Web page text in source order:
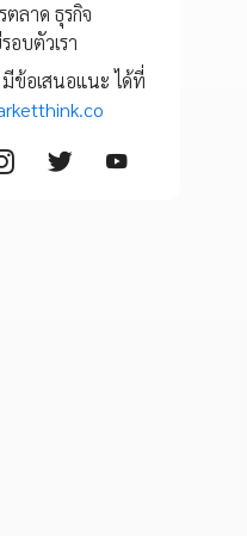
ตลาด ธุรกิจ
อบตัวเรา
ข้อเสนอแนะ ได้ที่